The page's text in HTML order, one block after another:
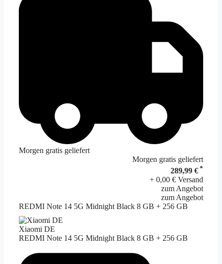
Morgen gratis geliefert
Morgen gratis geliefert
289,99 € *
+ 0,00 € Versand
zum Angebot
zum Angebot
REDMI Note 14 5G Midnight Black 8 GB + 256 GB
Xiaomi DE
REDMI Note 14 5G Midnight Black 8 GB + 256 GB